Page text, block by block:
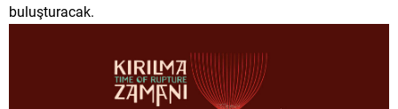
buluşturacak.